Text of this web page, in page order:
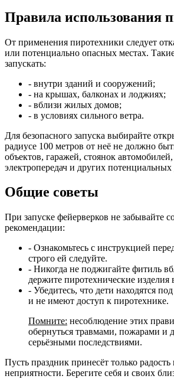
Правила использования
От применения пиротехники следует
или потенциально опасных местах.
запускать:
- внутри зданий и сооружений;
- на крышах, балконах и лоджиях;
- вблизи жилых домов;
- в условиях сильного ветра.
Для безопасного запуска выбирайте
радиусе 100 метров от неё не должно
объектов, гаражей, стоянок
электропередач и других потенциальных
Общие советы
При запуске фейерверков не забывайте
рекомендации:
- Ознакомьтесь с инструкцией
строго ей следуйте.
- Никогда не поджигайте фитиль
держите пиротехнические изделия
- Убедитесь, что дети находятся
и не имеют доступ к пиротехнике.
Помните: несоблюдение этих
обернуться травмами, пожарами и
серьёзными последствиями.
Пусть праздник принесёт только радость
неприятности. Берегите себя и своих